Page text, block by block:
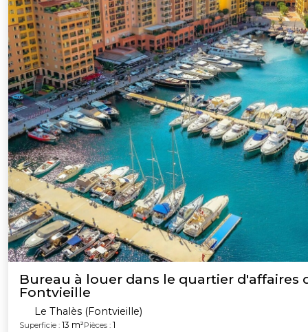
Bureau à louer dans le quartier d'affaires
Fontvieille
Le Thalès (Fontvieille)
Superficie : 13 m²Pièces : 1